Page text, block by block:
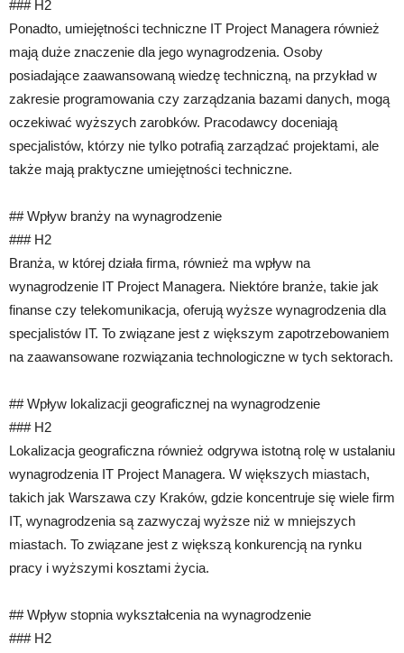
### H2
Ponadto, umiejętności techniczne IT Project Managera również
mają duże znaczenie dla jego wynagrodzenia. Osoby
posiadające zaawansowaną wiedzę techniczną, na przykład w
zakresie programowania czy zarządzania bazami danych, mogą
oczekiwać wyższych zarobków. Pracodawcy doceniają
specjalistów, którzy nie tylko potrafią zarządzać projektami, ale
także mają praktyczne umiejętności techniczne.
## Wpływ branży na wynagrodzenie
### H2
Branża, w której działa firma, również ma wpływ na
wynagrodzenie IT Project Managera. Niektóre branże, takie jak
finanse czy telekomunikacja, oferują wyższe wynagrodzenia dla
specjalistów IT. To związane jest z większym zapotrzebowaniem
na zaawansowane rozwiązania technologiczne w tych sektorach.
## Wpływ lokalizacji geograficznej na wynagrodzenie
### H2
Lokalizacja geograficzna również odgrywa istotną rolę w ustalaniu
wynagrodzenia IT Project Managera. W większych miastach,
takich jak Warszawa czy Kraków, gdzie koncentruje się wiele firm
IT, wynagrodzenia są zazwyczaj wyższe niż w mniejszych
miastach. To związane jest z większą konkurencją na rynku
pracy i wyższymi kosztami życia.
## Wpływ stopnia wykształcenia na wynagrodzenie
### H2